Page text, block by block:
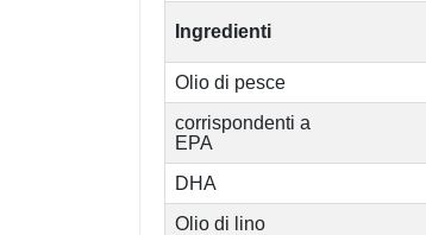
Ingredienti
Olio di pesce
corrispondenti a
EPA
DHA
Olio di lino